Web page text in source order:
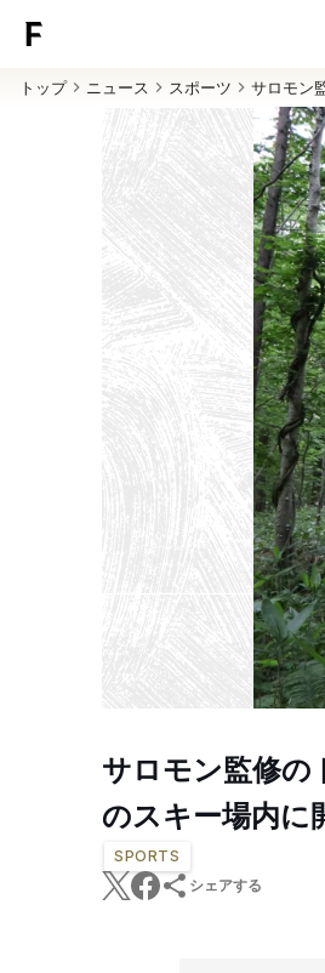
トップ ニュース スポーツ サロモン
サロモン監修の
のスキー場内に
SPORTS
シェアする